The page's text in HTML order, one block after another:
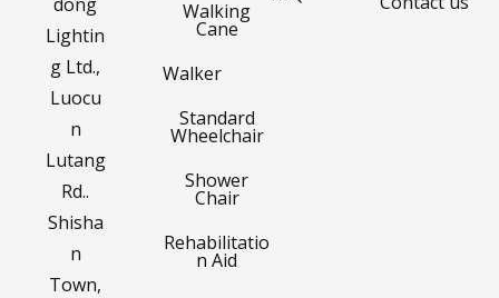
Lightin
g Ltd.,
Luocu
n
Lutang
Rd..
Shisha
n
Town,
Walking
Cane
Walker
Standard
Wheelchair
Shower
Chair
Rehabilitatio
n Aid